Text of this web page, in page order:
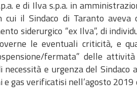
e di Ilva s.p.a. in
il Sindaco di Taranto aveva
siderurgico “ex Ilva”, di
le eventuali criticità, e
fermata” delle
necessità e urgenza del
gas verificatisi nell’agosto